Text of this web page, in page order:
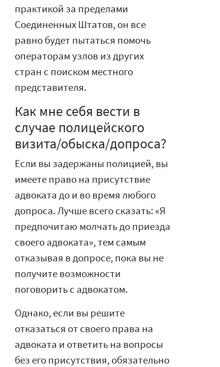
практикой за пределами
Соединенных Штатов, он все
равно будет пытаться помочь
операторам узлов из других
стран с поиском местного
представителя.
Как мне себя вести в
случае полицейского
визита/обыска/допроса?
Если вы задержаны полицией, вы
имеете право на присутствие
адвоката до и во время любого
допроса. Лучше всего сказать: «Я
предпочитаю молчать до приезда
своего адвоката», тем самым
отказывая в допросе, пока вы не
получите возможности
поговорить с адвокатом.
Однако, если вы решите
отказаться от своего права на
адвоката и ответить на вопросы
без его присутствия, обязательно